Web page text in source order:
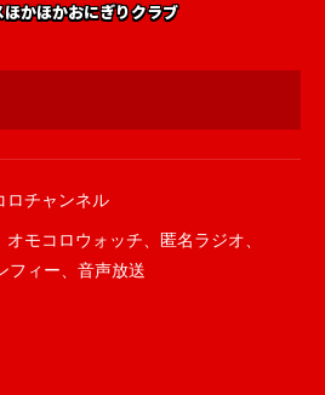
ほかほかおにぎりクラブ
ロチャンネル
オモコロウォッチ、 匿名ラジオ、
フィー、 音声放送